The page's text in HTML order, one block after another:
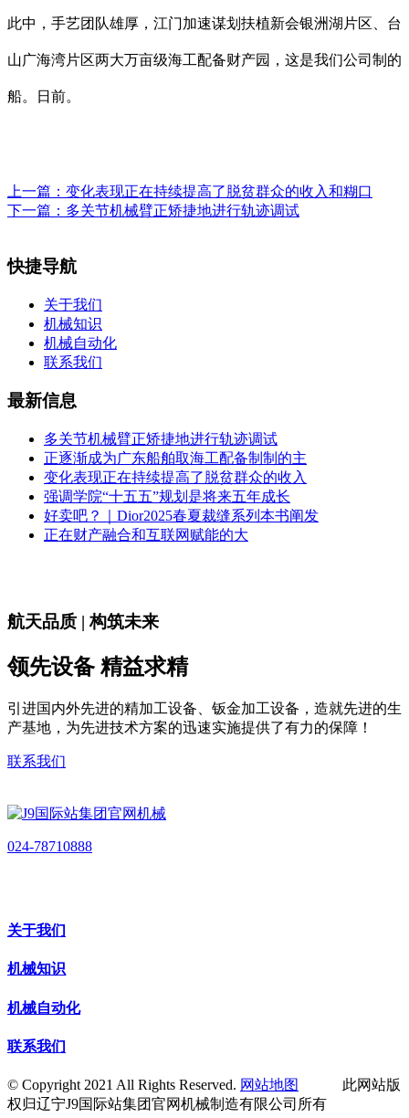
此中，手艺团队雄厚，江门加速谋划扶植新会银洲湖片区、台
山广海湾片区两大万亩级海工配备财产园，这是我们公司制的
船。日前。
上一篇： 变化表现正在持续提高了脱贫群众的收入和糊口
下一篇： 多关节机械臂正矫捷地进行轨迹调试
快捷导航
关于我们
机械知识
机械自动化
联系我们
最新信息
多关节机械臂正矫捷地进行轨迹调试
正逐渐成为广东船舶取海工配备制制的主
变化表现正在持续提高了脱贫群众的收入
强调学院“十五五”规划是将来五年成长
好卖吧？｜Dior2025春夏裁缝系列本书阐发
正在财产融合和互联网赋能的大
航天品质 | 构筑未来
领先设备 精益求精
引进国内外先进的精加工设备、钣金加工设备，造就先进的生
产基地，为先进技术方案的迅速实施提供了有力的保障！
联系我们
024-78710888
关于我们
机械知识
机械自动化
联系我们
© Copyright 2021 All Rights Reserved. 网站地图
此网站版
权归辽宁J9国际站集团官网机械制造有限公司所有